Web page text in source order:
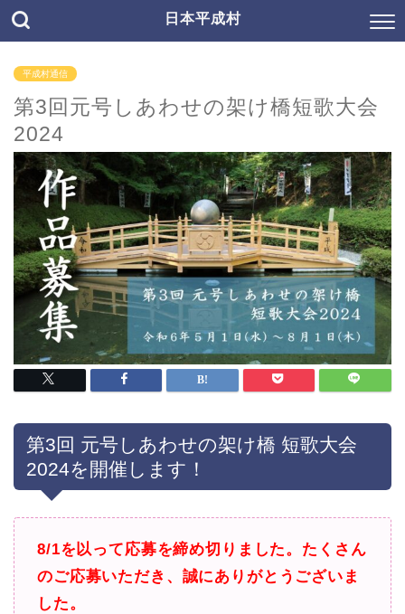
日本平成村
平成村通信
第3回元号しあわせの架け橋短歌大会
2024
第3回 元号しあわせの架け橋 短歌大会
2024を開催します！
8/1を以って応募を締め切りました。たくさん
のご応募いただき、誠にありがとうございま
した。